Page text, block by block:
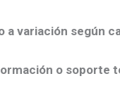
a variación según
o soporte